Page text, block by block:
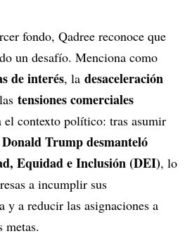
fondo, Qadree reconoce que
un desafío. Menciona como
de interés, la desaceleración
tensiones comerciales
el contexto político: tras asumir
Donald Trump desmanteló
Equidad e Inclusión (DEI), lo
a incumplir sus
y a reducir las asignaciones a
metas.